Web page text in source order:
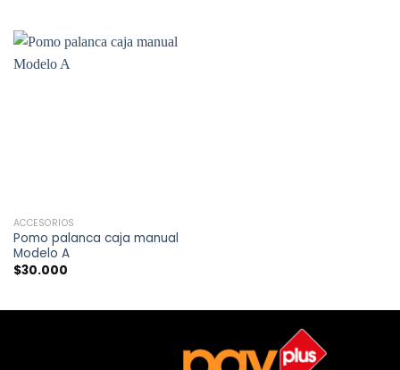
ACCESORIOS
Pomo palanca caja manual
Modelo A
$30.000